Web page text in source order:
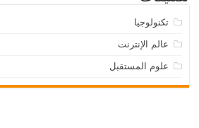
تكنولوجيا
عالم الإنترنت
علوم المستقبل